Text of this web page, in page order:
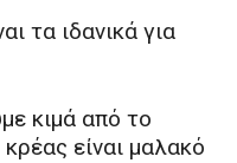
τα ιδανικά για
κιμά από το
κρέας είναι μαλακό